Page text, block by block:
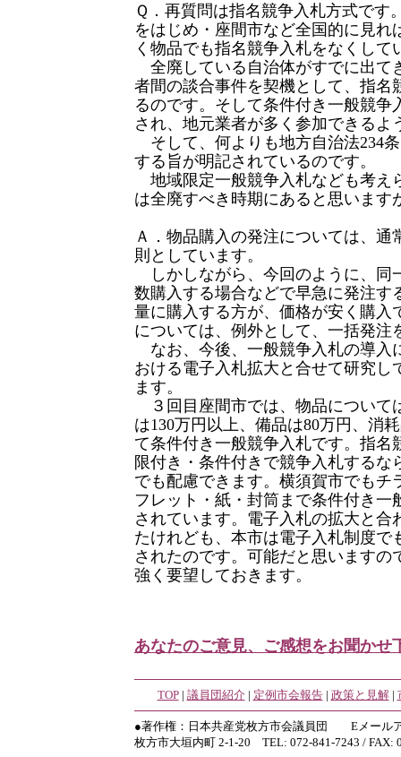
Ｑ．再質問は指名競争入札方式です
をはじめ・座間市など全国的に見れ
く物品でも指名競争入札をなくして
全廃している自治体がすでに出て
者間の談合事件を契機として、指名
るのです。そして条件付き一般競争
され、地元業者が多く参加できるよ
そして、何よりも地方自治法234
する旨が明記されているのです。
地域限定一般競争入札なども考え
は全廃すべき時期にあると思います
Ａ．物品購入の発注については、通
則としています。
しかしながら、今回のように、同
数購入する場合などで早急に発注す
量に購入する方が、価格が安く購入
については、例外として、一括発注
なお、今後、一般競争入札の導入
おける電子入札拡大と合せて研究し
ます。
３回目座間市では、物品について
は130万円以上、備品は80万円、消
て条件付き一般競争入札です。指名
限付き・条件付きで競争入札するな
でも配慮できます。横須賀市でもチ
フレット・紙・封筒まで条件付き一
されています。電子入札の拡大と合
たけれども、本市は電子入札制度で
されたのです。可能だと思いますの
強く要望しておきます。
あなたのご意見、ご感想をお聞かせ
TOP| 議員団紹介| 定例市会報告| 政策と見解|
●著作権：日本共産党枚方市会議員団 Eメール
枚方市大垣内町 2-1-20 TEL: 072-841-7243 / FAX: